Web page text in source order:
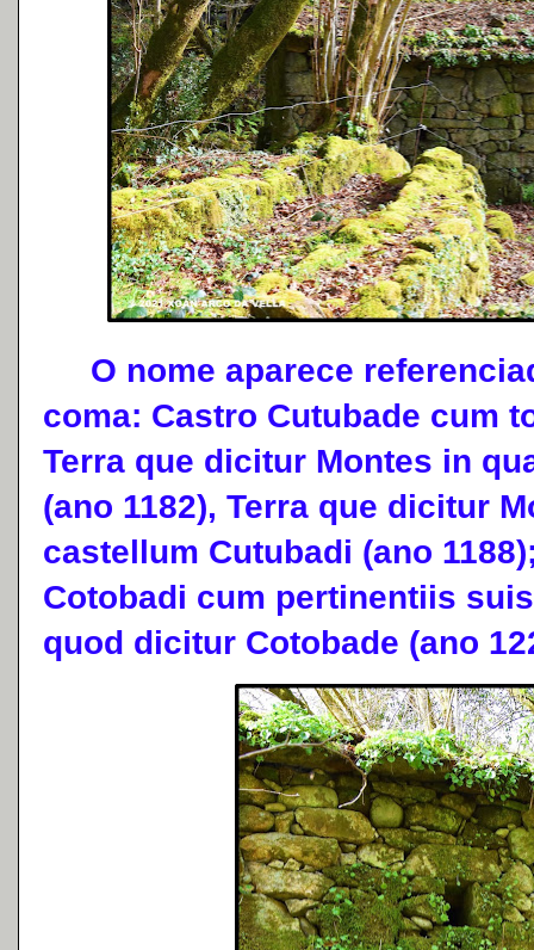
O nome aparece
coma: Castro Cutubade cum
Terra que dicitur Montes in
(ano 1182), Terra que dicitur
castellum Cutubadi (ano
Cotobadi cum pertinentiis
quod dicitur Cotobade (ano